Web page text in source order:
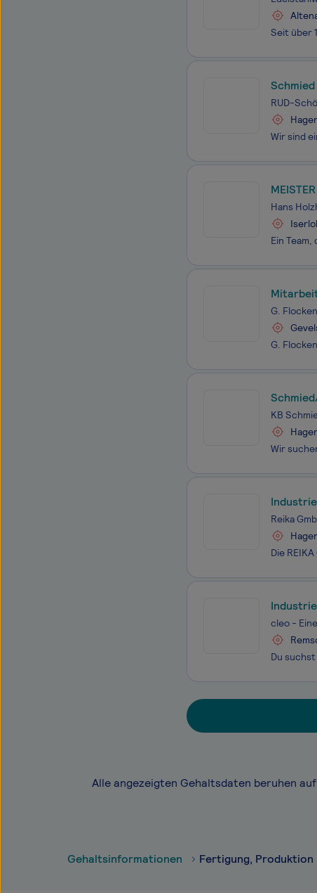
RUD-
Hans
G.
KB
Reika
cleo -
Alle angezeigten Gehaltsdaten beruhen
Gehaltsinformationen Fertigung, Produktion